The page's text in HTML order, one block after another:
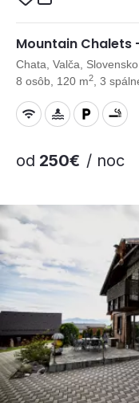
Mountain
Chata, Valča, Slovensko
8 osôb, 120 m2 , 3
od 250€ / noc